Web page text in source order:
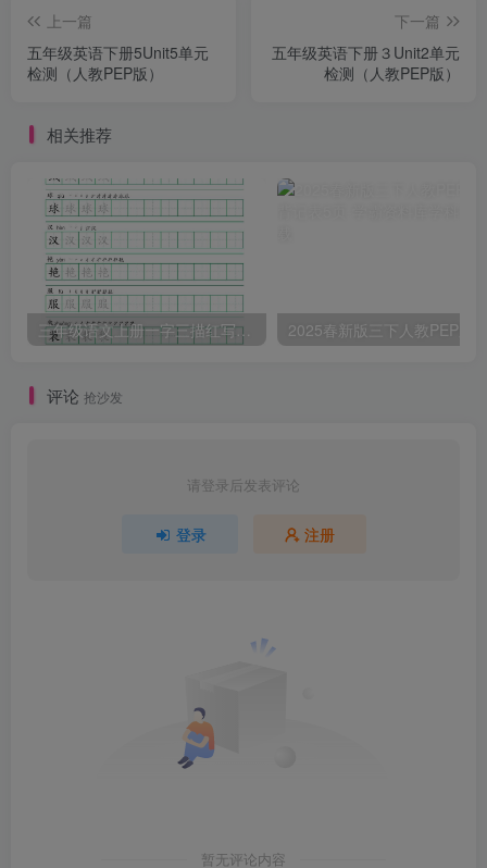
上一篇
五年级英语下册5Unit5单元
检测（人教PEP版）
下一篇
五年级英语下册３Unit2单元
检测（人教PEP版）
相关推荐
三年级语文上册一字三描红写字表字帖
评论 抢沙发
请登录后发表评论
登录 注册
暂无评论内容